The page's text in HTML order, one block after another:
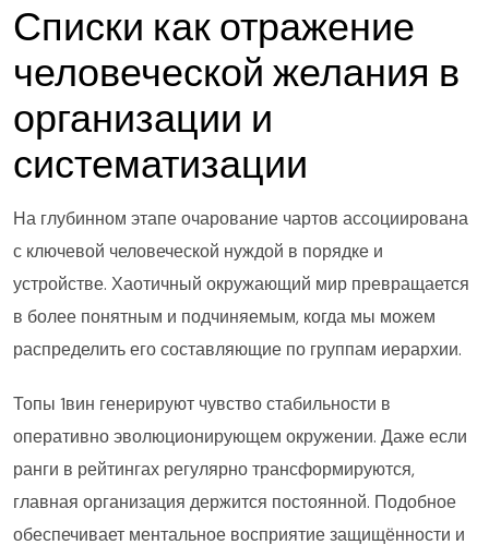
Списки как отражение
человеческой желания в
организации и
систематизации
На глубинном этапе очарование чартов ассоциирована
с ключевой человеческой нуждой в порядке и
устройстве. Хаотичный окружающий мир превращается
в более понятным и подчиняемым, когда мы можем
распределить его составляющие по группам иерархии.
Топы 1вин генерируют чувство стабильности в
оперативно эволюционирующем окружении. Даже если
ранги в рейтингах регулярно трансформируются,
главная организация держится постоянной. Подобное
обеспечивает ментальное восприятие защищённости и